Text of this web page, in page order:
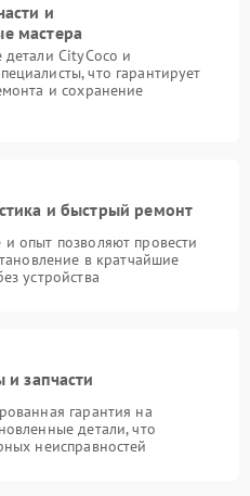
и
мастера
CityCoco и
что гарантирует
и сохранение
и быстрый ремонт
опыт позволяют провести
в кратчайшие
устройства
и запчасти
гарантия на
детали, что
неисправностей